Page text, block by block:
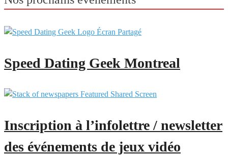
Speed Dating Geek Montreal
Inscription à l’infolettre / newsletter
des événements de jeux vidéo